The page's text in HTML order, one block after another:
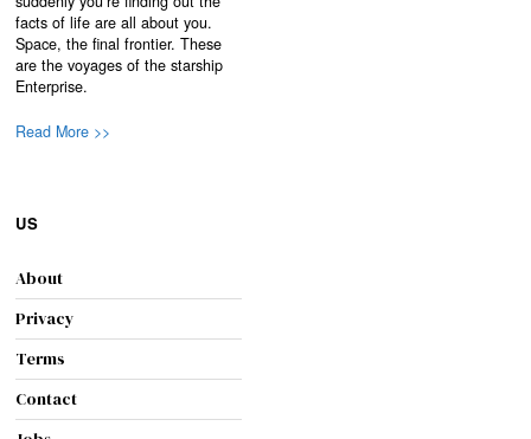
facts of life are all about you.
Space, the final frontier. These
are the voyages of the starship
Enterprise.
Read More >>
US
About
Privacy
Terms
Contact